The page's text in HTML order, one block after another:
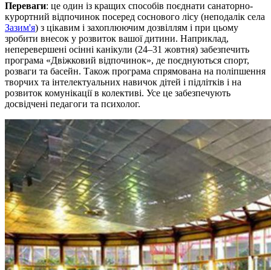
Переваги: це один із кращих способів поєднати санаторно-
курортний відпочинок посеред соснового лісу (неподалік села
Зазим'я) з цікавим і захоплюючим дозвіллям і при цьому
зробити внесок у розвиток вашої дитини. Наприклад,
неперевершені осінні канікули (24–31 жовтня) забезпечить
програма «Двіжковий відпочинок», де поєднуються спорт,
розваги та басейн. Також програма спрямована на поліпшення
творчих та інтелектуальних навичок дітей і підлітків і на
розвиток комунікації в колективі. Усе це забезпечують
досвідчені педагоги та психолог.